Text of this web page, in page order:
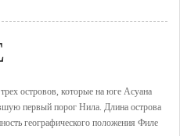
островов, которые на юге Асуана
первый порог Нила. Длина острова
географического положения Филе